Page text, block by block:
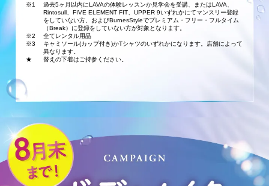
※1
過去5ヶ月以内にLAVAの体験レッスンか見学会を受講、またはLAVA、
Rintosull、FIVE ELEMENT FIT、UPPER 9いずれかにてマンスリー登録
をしていない方、およびBurnesStyleでプレミアム・フリー・フルタイム
（Break）に登録をしていない方が対象となります。
※2
全てレンタル用品
※3
キャミソール(カップ付き)かTシャツのいずれかになります。店舗によって
異なります。
★
替えの下着はご持参ください。